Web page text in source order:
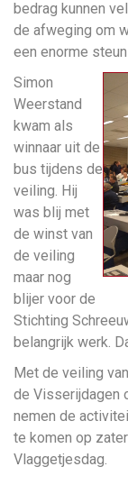
bedrag kunnen
de afweging om
een enorme
Simon
Weerstand
kwam als
winnaar uit de
bus tijdens de
veiling. Hij
was blij met
de winst van
de veiling
maar nog
blijer voor de
Stichting
belangrijk werk.
Met de veiling
de Visserijdagen
nemen de
te komen op
Vlaggetjesdag.